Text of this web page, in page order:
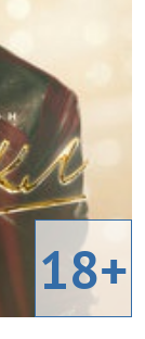
18+